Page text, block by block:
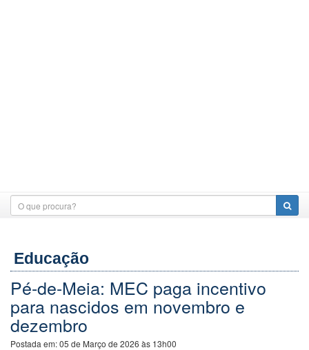
Educação
Pé-de-Meia: MEC paga incentivo
para nascidos em novembro e
dezembro
Postada em:05 de Março de 2026 às 13h00